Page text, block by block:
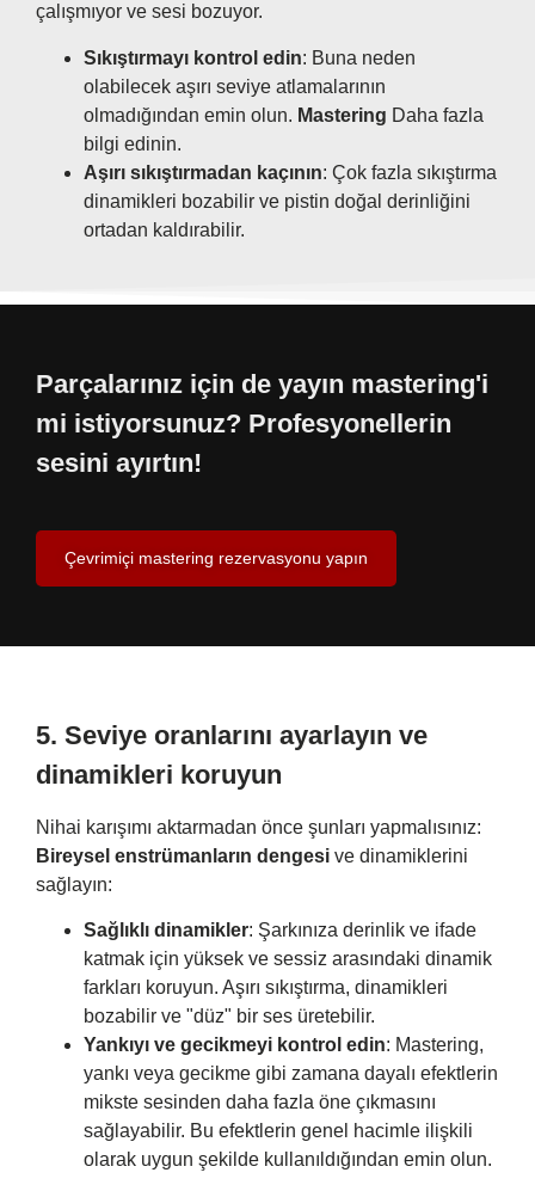
çalışmıyor ve sesi bozuyor.
Sıkıştırmayı kontrol edin: Buna neden
olabilecek aşırı seviye atlamalarının
olmadığından emin olun. Mastering Daha fazla
bilgi edinin.
Aşırı sıkıştırmadan kaçının: Çok fazla sıkıştırma
dinamikleri bozabilir ve pistin doğal derinliğini
ortadan kaldırabilir.
Parçalarınız için de yayın mastering'i
mi istiyorsunuz? Profesyonellerin
sesini ayırtın!
Çevrimiçi mastering rezervasyonu yapın
5. Seviye oranlarını ayarlayın ve
dinamikleri koruyun
Nihai karışımı aktarmadan önce şunları yapmalısınız:
Bireysel enstrümanların dengesi ve dinamiklerini
sağlayın:
Sağlıklı dinamikler: Şarkınıza derinlik ve ifade
katmak için yüksek ve sessiz arasındaki dinamik
farkları koruyun. Aşırı sıkıştırma, dinamikleri
bozabilir ve "düz" bir ses üretebilir.
Yankıyı ve gecikmeyi kontrol edin: Mastering,
yankı veya gecikme gibi zamana dayalı efektlerin
mikste sesinden daha fazla öne çıkmasını
sağlayabilir. Bu efektlerin genel hacimle ilişkili
olarak uygun şekilde kullanıldığından emin olun.